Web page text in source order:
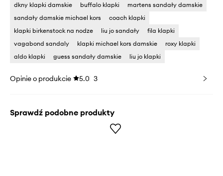
dkny klapki damskie
buffalo klapki
martens sandały damskie
sandały damskie michael kors
coach klapki
klapki birkenstock na nodze
liu jo sandały
fila klapki
vagabond sandaly
klapki michael kors damskie
roxy klapki
aldo klapki
guess sandały damskie liu jo klapki
Opinie o produkcie 5.0 3
Sprawdź podobne produkty